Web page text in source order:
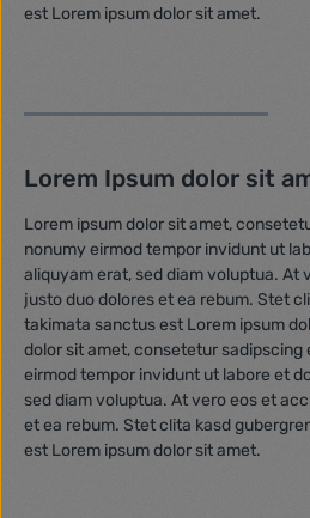
est Lorem ipsum dolor sit amet.
Lorem Ipsum dolor sit
Lorem ipsum dolor sit amet,
nonumy eirmod tempor invidunt ut
aliquyam erat, sed diam voluptua. At
justo duo dolores et ea rebum. Stet
takimata sanctus est Lorem ipsum
dolor sit amet, consetetur sadipscing
eirmod tempor invidunt ut labore et
sed diam voluptua. At vero eos et
et ea rebum. Stet clita kasd
est Lorem ipsum dolor sit amet.